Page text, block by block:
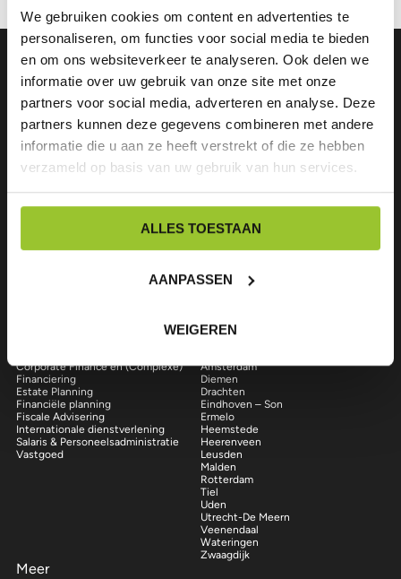
We gebruiken cookies om content en advertenties te
personaliseren, om functies voor social media te bieden
en om ons websiteverkeer te analyseren. Ook delen we
informatie over uw gebruik van onze site met onze
partners voor social media, adverteren en analyse. Deze
partners kunnen deze gegevens combineren met andere
informatie die u aan ze heeft verstrekt of die ze hebben
verzameld op basis van uw gebruik van hun services.
ALLES TOESTAAN
AANPASSEN
WEIGEREN
voor een goede prijs / kwaliteitverhouding. Vragen? Neem gerust contact
Corporate Finance en (Complexe)
Financiering
Estate Planning
Financiële planning
Fiscale Advisering
Internationale dienstverlening
Salaris & Personeelsadministratie
Vastgoed
Amsterdam
Diemen
Drachten
Eindhoven – Son
Ermelo
Heemstede
Heerenveen
Leusden
Malden
Rotterdam
Tiel
Uden
Utrecht-De Meern
Veenendaal
Wateringen
Zwaagdijk
Meer